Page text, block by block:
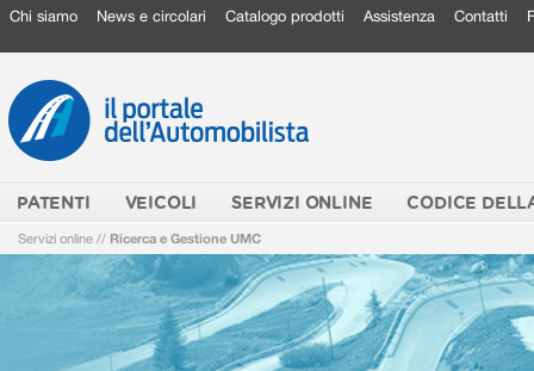
Chi siamo News e circolari Catalogo prodotti Assistenza Contatti
PATENTI VEICOLI SERVIZI ONLINE CODICE
Servizi online // Ricerca e Gestione UMC